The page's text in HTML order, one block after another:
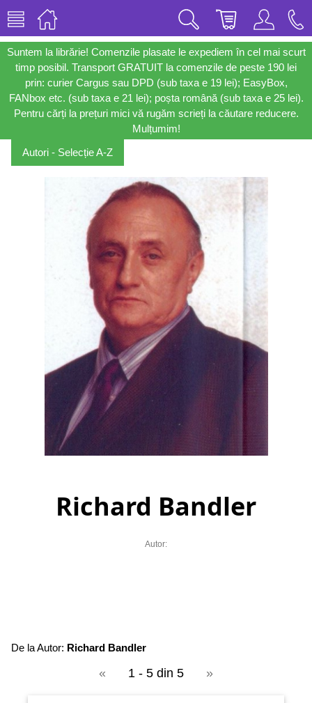
Suntem la librărie! Comenzile plasate le expediem în cel mai scurt
timp posibil. Transport GRATUIT la comenzile de peste 190 lei
prin: curier Cargus sau DPD (sub taxa e 19 lei); EasyBox,
FANbox etc. (sub taxa e 21 lei); poșta română (sub taxa e 25 lei).
Pentru cărți la prețuri mici vă rugăm scrieți la căutare reducere.
Mulțumim!
Autori - Selecție A-Z
Richard Bandler
Autor:
De la Autor: Richard Bandler
« 1 - 5 din 5 »